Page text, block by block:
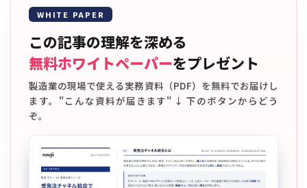
WHITE PAPER
この記事の理解を深める
無料ホワイトペーパーをプレゼント
製造業の現場で使える実務資料（PDF）を無料でお届けし
ます。"こんな資料が届きます" ↓ 下のボタンからどう
ぞ。